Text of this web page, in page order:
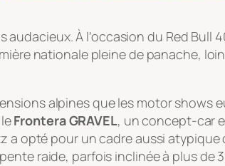
À l’occasion du Red Bull
nationale pleine de panache,
alpines que les motor shows
Frontera GRAVEL, un concept-car
opté pour un cadre aussi atypique
raide, parfois inclinée à plus de